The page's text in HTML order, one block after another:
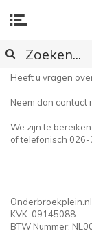
CONTACT
Heeft u vragen
Neem dan contact
We zijn te
of telefonisch 026-
KVK: 09145088
BTW Nummer: